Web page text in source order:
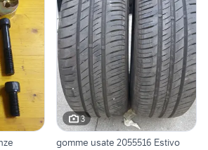
3
gomme usate 2055516 Estivo